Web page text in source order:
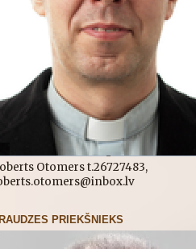
Otomers t.26727483,
PRIEKŠNIEKS